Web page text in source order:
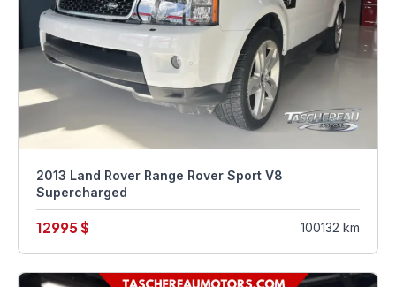
2013 Land Rover Range Rover Sport V8
Supercharged
12995 $ 100132 km